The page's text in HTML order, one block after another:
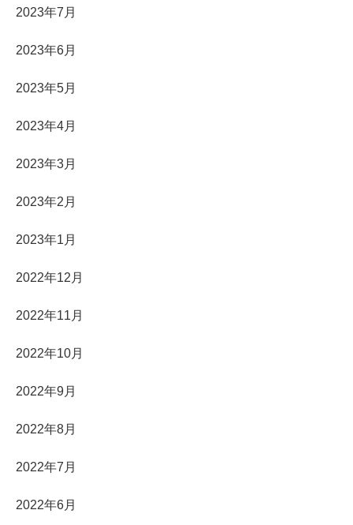
2023年7月
2023年6月
2023年5月
2023年4月
2023年3月
2023年2月
2023年1月
2022年12月
2022年11月
2022年10月
2022年9月
2022年8月
2022年7月
2022年6月